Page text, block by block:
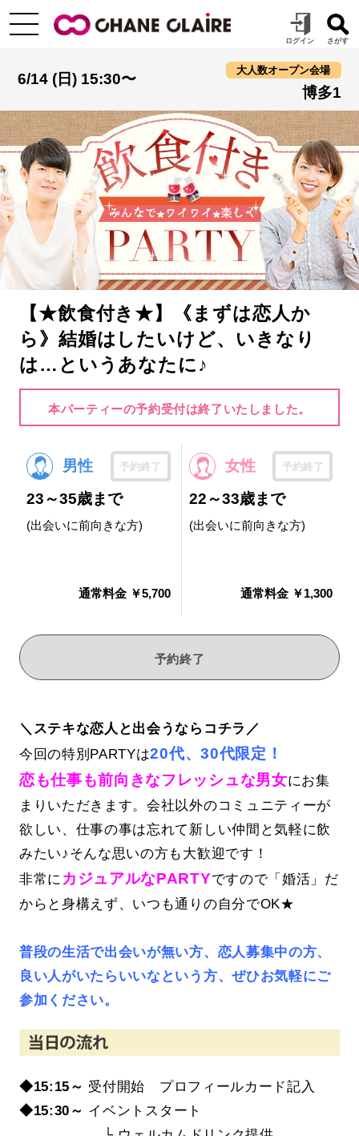
6/14 (日) 15:30〜
大人数オープン会場
博多1
【★飲食付き★】《まずは恋人か
ら》結婚はしたいけど、いきなり
は…というあなたに♪
本パーティーの予約受付は終了いたしました。
男性 予約終了
23～35歳まで
(出会いに前向きな方)
通常料金 ￥5,700
女性 予約終了
22～33歳まで
(出会いに前向きな方)
通常料金 ￥1,300
予約終了
＼ステキな恋人と出会うならコチラ／
今回の特別PARTYは20代、30代限定！
恋も仕事も前向きなフレッシュな男女にお集
まりいただきます。会社以外のコミュニティーが
欲しい、仕事の事は忘れて新しい仲間と気軽に飲
みたい♪そんな思いの方も大歓迎です！
非常に カジュアルなPARTYですので「婚活」だ
からと身構えず、いつも通りの自分でOK★
普段の生活で出会いが無い方、恋人募集中の方、
良い人がいたらいいなという方、ぜひお気軽にご
参加ください。
◆15:15～ 受付開始 プロフィールカード記入
◆15:30～ イベントスタート